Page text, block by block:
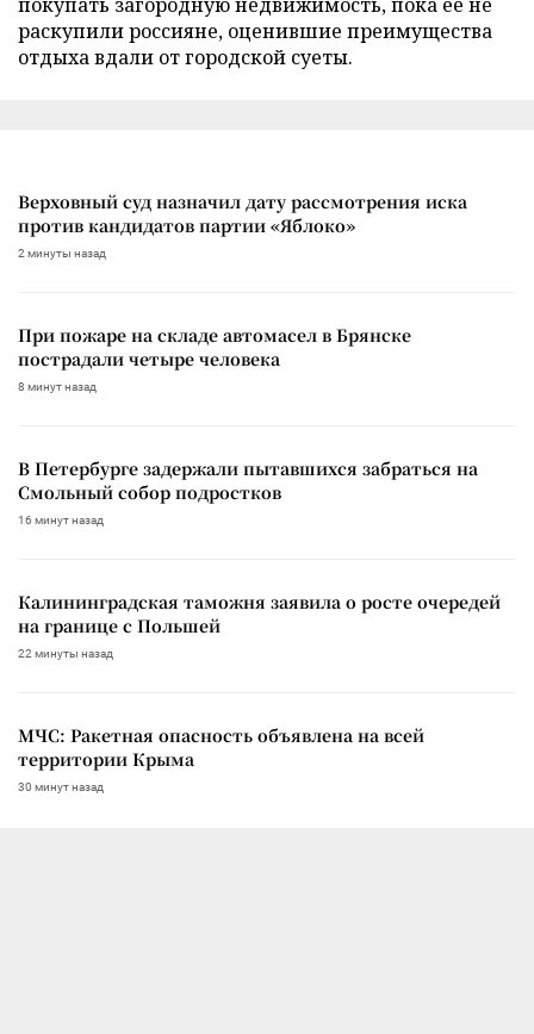
раскупили россияне, оценившие преимущества
отдыха вдали от городской суеты.
Верховный суд назначил дату рассмотрения иска
против кандидатов партии «Яблоко»
2 минуты назад
При пожаре на складе автомасел в Брянске
пострадали четыре человека
8 минут назад
В Петербурге задержали пытавшихся забраться на
Смольный собор подростков
16 минут назад
Калининградская таможня заявила о росте очередей
на границе с Польшей
22 минуты назад
МЧС: Ракетная опасность объявлена на всей
территории Крыма
30 минут назад